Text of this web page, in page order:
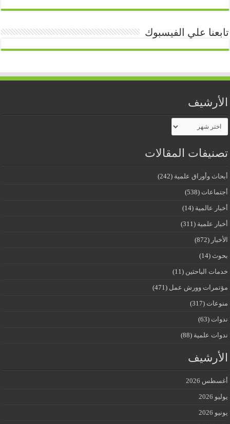
تابعنا علي الفيسبوك
الأرشيف
الأرشيف
تصنيفات المقالات
أبحاث وأوراق علمية (242)
أجتماعات (538)
أخبار عالمية (14)
أخبار علمية (311)
الأخبار (872)
بحوث (14)
خدمات الباحثين (11)
مؤتمرات وورش عمل (471)
منوعات (317)
ندوات (63)
ندوات علمية (88)
الأرشيف
أغسطس 2026
يوليو 2026
يونيو 2026